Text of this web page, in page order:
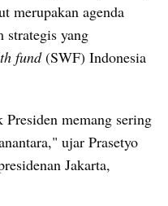
merupakan agenda
strategis yang
fund (SWF) Indonesia
Presiden memang sering
ujar Prasetyo
Jakarta,